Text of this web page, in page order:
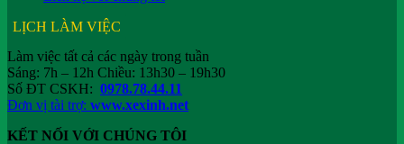
LỊCH LÀM VIỆC
Làm việc tất cả các ngày trong tuần
Sáng: 7h – 12h Chiều: 13h30 – 19h30
Số ĐT CSKH: 0978.78.44.11
Đơn vị tài trợ: www.xexinh.net
KẾT NỐI VỚI CHÚNG TÔI